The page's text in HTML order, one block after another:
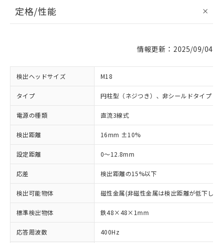
定格/性能
情報更新：2025/09/04
検出ヘッドサイズ M18
タイプ 円柱型（ネジつき）、非シールドタイプ
電源の種類 直流3線式
検出距離 16mm ±10%
設定距離 0～12.8mm
応差 検出距離の15%以下
検出可能物体 磁性金属(非磁性金属は検出距離が低下しま
標準検出物体 鉄48×48×1mm
応答周波数 400Hz